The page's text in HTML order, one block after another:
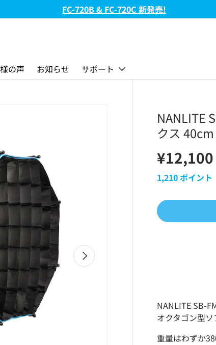
FC-720B & FC-720C 新発売!
の声 お知らせ サポート
次
NANLITE
クス
¥12,100
1,210ポイント
NANLITE SB-
オクタゴン型ソ
重量はわずか